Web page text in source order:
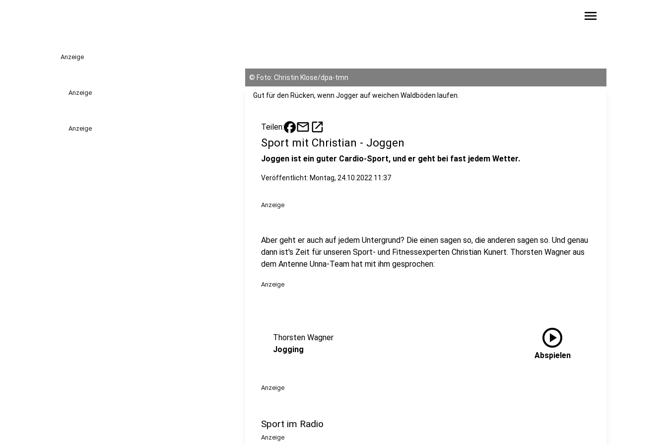
menu
Anzeige
Anzeige
Anzeige
© Foto: Christin Klose/dpa-tmn
Gut für den Rücken, wenn Jogger auf weichen Waldböden laufen.
Teilen: mailopen_in_new
Sport mit Christian - Joggen
Joggen ist ein guter Cardio-Sport, und er geht bei fast jedem Wetter.
Veröffentlicht: Montag, 24.10.2022 11:37
Anzeige
Aber geht er auch auf jedem Untergrund? Die einen sagen so, die anderen sagen so. Und genau
dann ist's Zeit für unseren Sport- und Fitnessexperten Christian Kunert. Thorsten Wagner aus
dem Antenne Unna-Team hat mit ihm gesprochen:
Anzeige
Thorsten Wagner
Jogging
play_circle
Abspielen
Anzeige
Sport im Radio
Anzeige